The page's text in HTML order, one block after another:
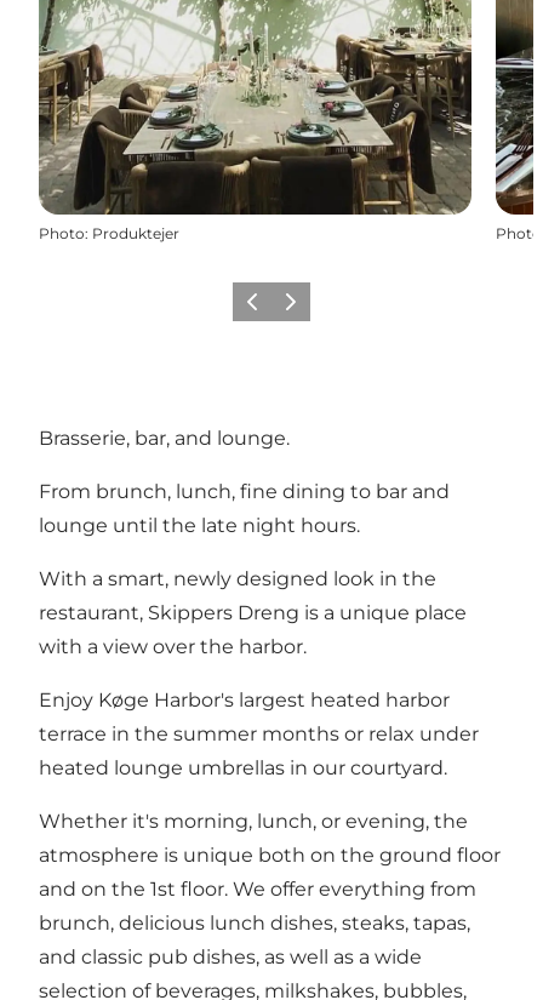
Photo: Produktejer Photo
PrécédentSuivant
Brasserie, bar, and lounge.
From brunch, lunch, fine dining to bar and
lounge until the late night hours.
With a smart, newly designed look in the
restaurant, Skippers Dreng is a unique place
with a view over the harbor.
Enjoy Køge Harbor's largest heated harbor
terrace in the summer months or relax under
heated lounge umbrellas in our courtyard.
Whether it's morning, lunch, or evening, the
atmosphere is unique both on the ground floor
and on the 1st floor. We offer everything from
brunch, delicious lunch dishes, steaks, tapas,
and classic pub dishes, as well as a wide
selection of beverages, milkshakes, bubbles,